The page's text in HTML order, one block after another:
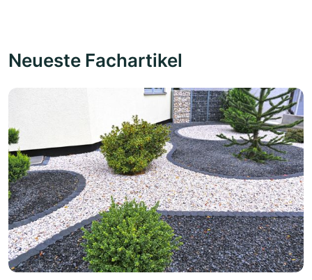
Neueste Fachartikel